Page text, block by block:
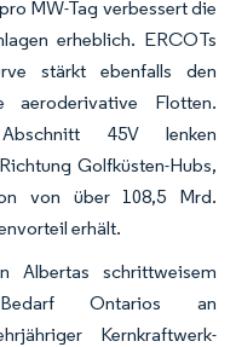
MW-Tag verbessert die
erheblich. ERCOTs
stärkt ebenfalls den
aeroderivative Flotten.
45V lenken
Golfküsten-Hubs,
von über 108,5 Mrd.
erhält.
Albertas schrittweisem
Ontarios an
Kernkraftwerk-